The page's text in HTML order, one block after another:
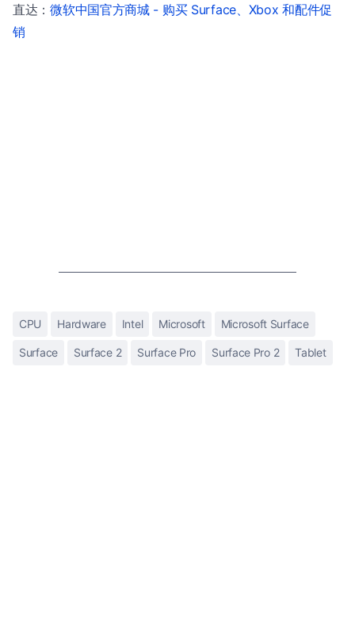
直达：微软中国官方商城 - 购买 Surface、Xbox 和配件促
销
CPU Hardware Intel Microsoft Microsoft Surface
Surface Surface 2 Surface Pro Surface Pro 2 Tablet